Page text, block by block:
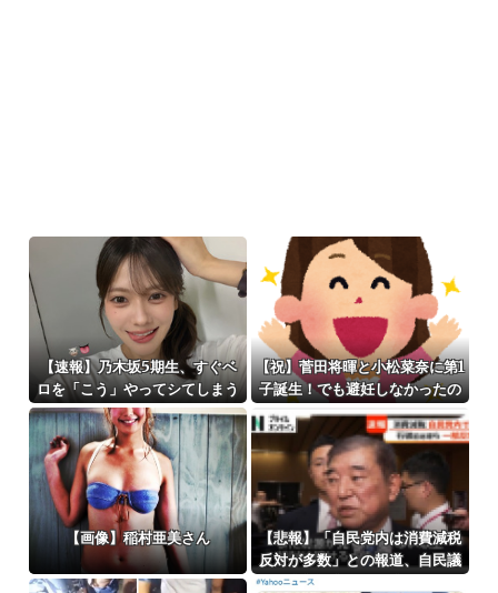
【速報】乃木坂5期生、すぐベ
ロを「こう」やってシてしまう
wwwwww
【祝】菅田将暉と小松菜奈に第1
子誕生！でも避妊しなかったの
かよｗｗｗｗ
【画像】稲村亜美さん
【悲報】「自民党内は消費減税
反対が多数」との報道、自民議
員の内部証言と食い違うｗｗｗ